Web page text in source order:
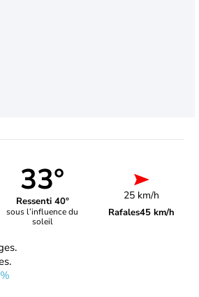
33°
Ressenti 40°
sous l’influence du
soleil
25 km/h
Rafales45 km/h